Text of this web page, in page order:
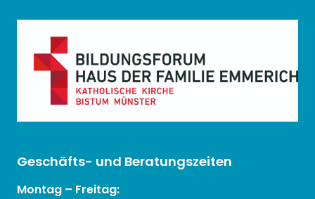
Geschäfts- und Beratungszeiten
Montag – Freitag: